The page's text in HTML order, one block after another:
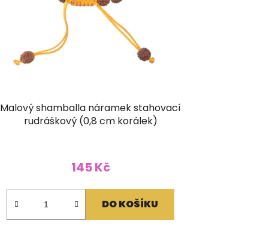
Malový shamballa náramek stahovací
rudráškový (0,8 cm korálek)
145 Kč
DO KOŠÍKU